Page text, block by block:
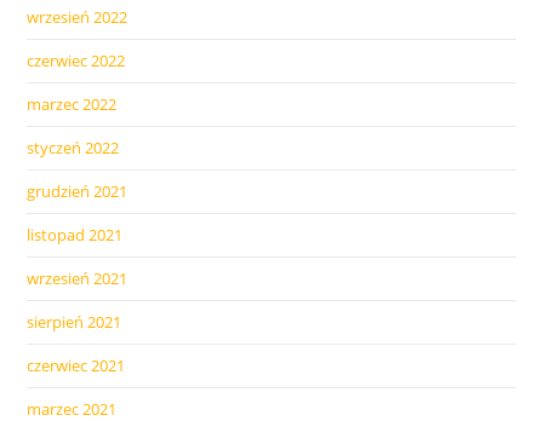
wrzesień 2022
czerwiec 2022
marzec 2022
styczeń 2022
grudzień 2021
listopad 2021
wrzesień 2021
sierpień 2021
czerwiec 2021
marzec 2021